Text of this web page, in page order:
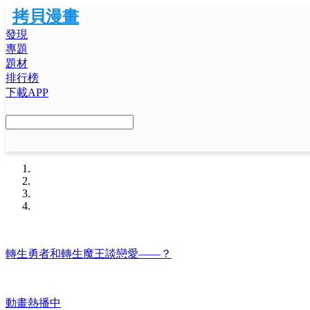
拷貝漫畫
發現
專題
題材
排行榜
下載APP
轉生勇者和轉生魔王談戀愛——？
動畫熱播中